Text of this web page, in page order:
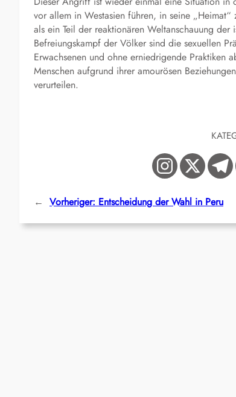
vor allem in Westasien führen, in seine
als ein Teil der reaktionären Weltanschauung
Befreiungskampf der Völker sind die sexuellen
Erwachsenen und ohne erniedrigende Praktiken
Menschen aufgrund ihrer amourösen
verurteilen.
← Vorheriger: Entscheidung der Wahl in Peru